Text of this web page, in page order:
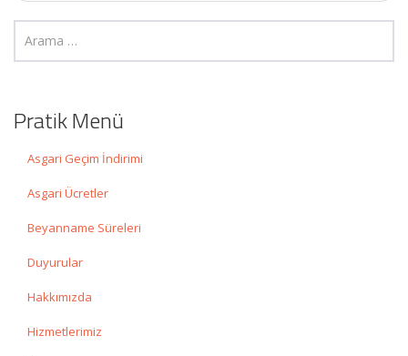
Pratik Menü
Asgari Geçim İndirimi
Asgari Ücretler
Beyanname Süreleri
Duyurular
Hakkımızda
Hizmetlerimiz